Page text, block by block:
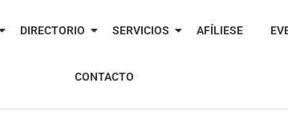
DIRECTORIO SERVICIOS AFÍLIESE
CONTACTO